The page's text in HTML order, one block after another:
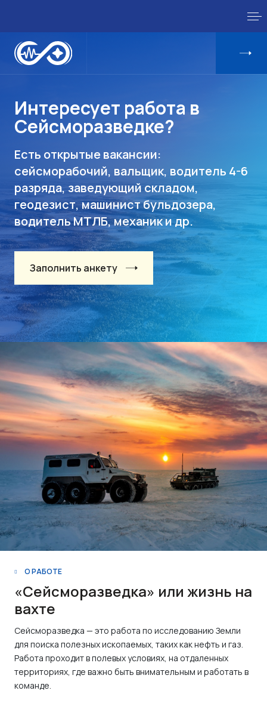
Интересует работа в
Сейсморазведке?
Есть открытые вакансии:
сейсморабочий, вальщик, водитель 4-6
разряда, заведующий складом,
геодезист, машинист бульдозера,
водитель МТЛБ, механик и др.
Заполнить анкету
О РАБОТЕ
«Сейсморазведка» или жизнь на
вахте
Сейсморазведка — это работа по исследованию Земли
для поиска полезных ископаемых, таких как нефть и газ.
Работа проходит в полевых условиях, на отдаленных
территориях, где важно быть внимательным и работать в
команде.